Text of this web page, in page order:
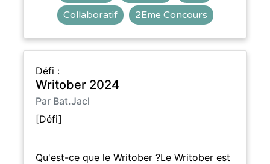
Collaboratif
2Eme Concours
Défi :
Writober 2024
Par Bat.Jacl
[Défi]
Qu'est-ce que le Writober ?Le Writober est